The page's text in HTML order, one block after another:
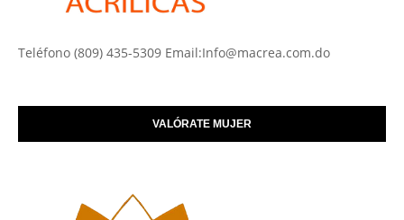
Teléfono (809) 435-5309 Email:Info@macrea.com.do
VALÓRATE MUJER